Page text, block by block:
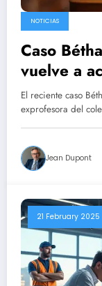
NOTICIAS
Caso
vuelve a
Bayrou
El reciente caso
exprofesora del
Jean Dupont
21 February 2025